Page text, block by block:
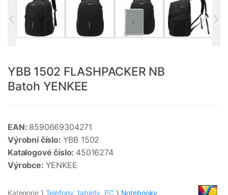
YBB 1502 FLASHPACKER NB
Batoh YENKEE
EAN: 8590669304271
Výrobní číslo: YBB 1502
Katalogové číslo: 45016274
Výrobce: YENKEE
Kategorie Telefony, tablety, PC Notebooky